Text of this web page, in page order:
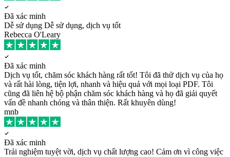
Đã xác minh
Dễ sử dụng Dễ sử dụng, dịch vụ tốt
Rebecca O'Leary
Đã xác minh
Dịch vụ tốt, chăm sóc khách hàng rất tốt! Tôi đã thử dịch vụ của họ
và rất hài lòng, tiện lợi, nhanh và hiệu quả với mọi loại PDF. Tôi
cũng đã liên hệ bộ phận chăm sóc khách hàng và họ đã giải quyết
vấn đề nhanh chóng và thân thiện. Rất khuyên dùng!
mnb
Đã xác minh
Trải nghiệm tuyệt vời, dịch vụ chất lượng cao! Cảm ơn vì công việc